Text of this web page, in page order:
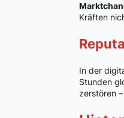
Kräften
In der
Stunden
zerstören